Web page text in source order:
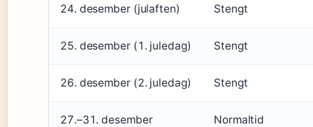
24. desember (julaften) Stengt
25. desember (1. juledag) Stengt
26. desember (2. juledag) Stengt
27.–31. desember Normaltid